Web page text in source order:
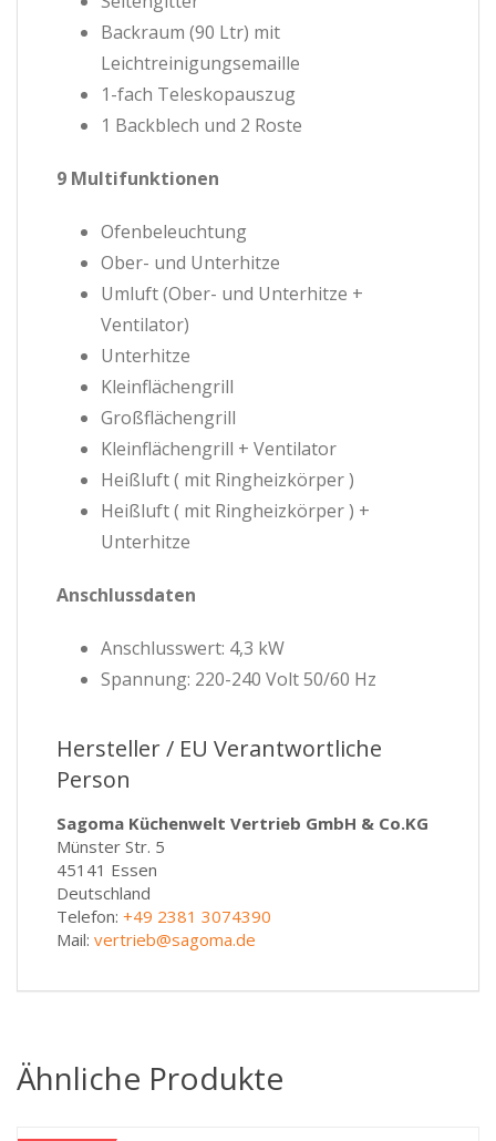
Backraum (90 Ltr) mit
Leichtreinigungsemaille
1-fach Teleskopauszug
1 Backblech und 2 Roste
9 Multifunktionen
Ofenbeleuchtung
Ober- und Unterhitze
Umluft (Ober- und Unterhitze +
Ventilator)
Unterhitze
Kleinflächengrill
Großflächengrill
Kleinflächengrill + Ventilator
Heißluft ( mit Ringheizkörper )
Heißluft ( mit Ringheizkörper ) +
Unterhitze
Anschlussdaten
Anschlusswert: 4,3 kW
Spannung: 220-240 Volt 50/60 Hz
Hersteller / EU Verantwortliche
Person
Sagoma Küchenwelt Vertrieb GmbH & Co.KG
Münster Str. 5
45141 Essen
Deutschland
Telefon: +49 2381 3074390
Mail: vertrieb@sagoma.de
Ähnliche Produkte